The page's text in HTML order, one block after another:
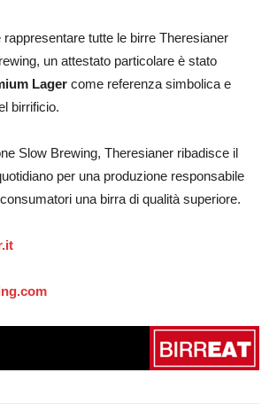
tutte le birre Theresianer
un attestato particolare è stato
Lager come referenza simbolica e
birrificio.
Slow Brewing, Theresianer ribadisce il
per una produzione responsabile
una birra di qualità superiore.